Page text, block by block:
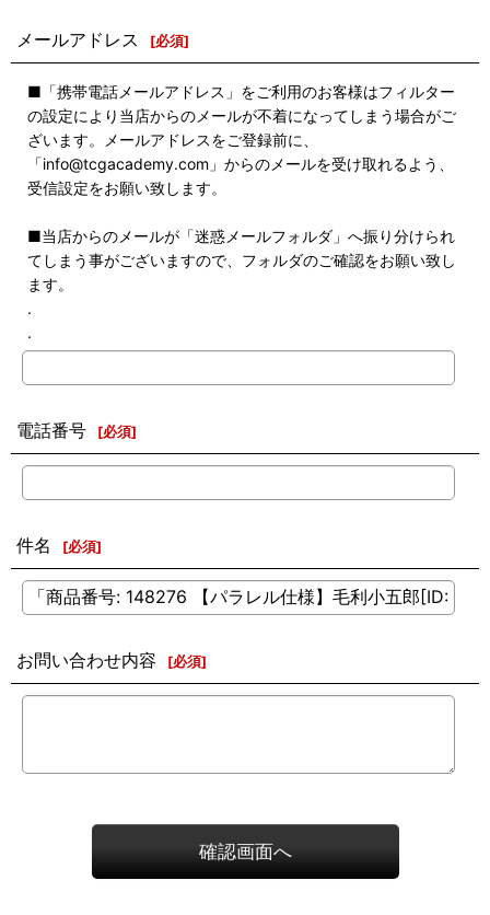
メールアドレス [必須]
■「携帯電話メールアドレス」をご利用のお客様はフィルター
の設定により当店からのメールが不着になってしまう場合がご
ざいます。メールアドレスをご登録前に、
「info@tcgacademy.com」からのメールを受け取れるよう、
受信設定をお願い致します。
■当店からのメールが「迷惑メールフォルダ」へ振り分けられ
てしまう事がございますので、フォルダのご確認をお願い致し
ます。
.
.
電話番号 [必須]
件名 [必須]
お問い合わせ内容 [必須]
確認画面へ